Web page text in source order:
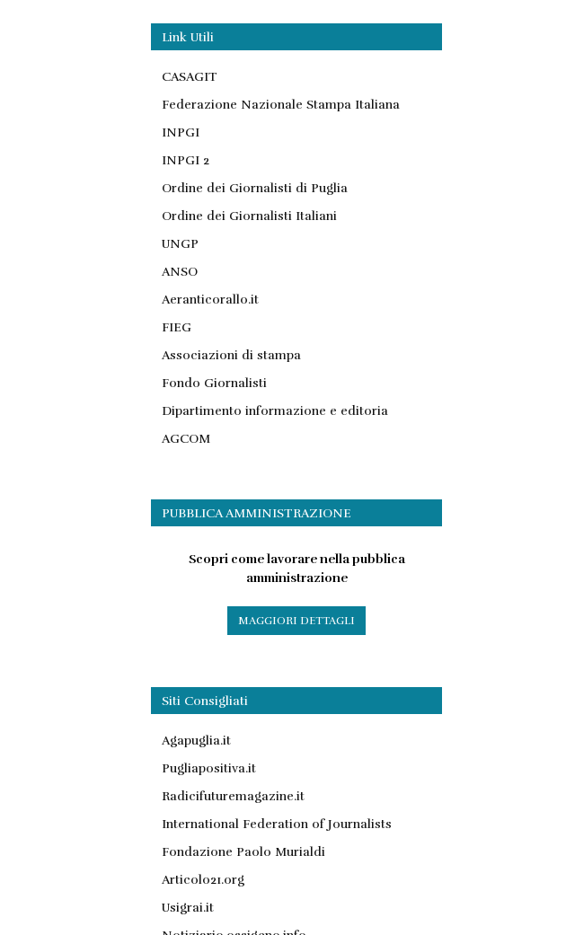
Link Utili
CASAGIT
Federazione Nazionale Stampa Italiana
INPGI
INPGI 2
Ordine dei Giornalisti di Puglia
Ordine dei Giornalisti Italiani
UNGP
ANSO
Aeranticorallo.it
FIEG
Associazioni di stampa
Fondo Giornalisti
Dipartimento informazione e editoria
AGCOM
PUBBLICA AMMINISTRAZIONE
Scopri come lavorare nella pubblica
amministrazione
MAGGIORI DETTAGLI
Siti Consigliati
Agapuglia.it
Pugliapositiva.it
Radicifuturemagazine.it
International Federation of Journalists
Fondazione Paolo Murialdi
Articolo21.org
Usigrai.it